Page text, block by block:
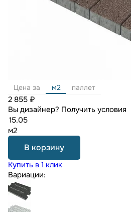
Цена за м2 паллет
2 855 ₽
Вы дизайнер? Получить условия
м2
В корзину
Купить в 1 клик
Вариации: